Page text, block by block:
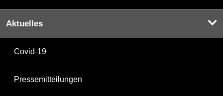
Aktuelles
Covid-19
Pressemitteilungen